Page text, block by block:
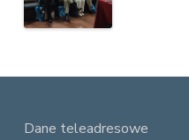
Dane teleadresowe